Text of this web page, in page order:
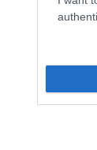
seas de
el tiempo
que acude al
no sólo
Mahal.
dorado
del Templo